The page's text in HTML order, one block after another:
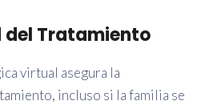
Tratamiento
virtual asegura la
incluso si la familia se